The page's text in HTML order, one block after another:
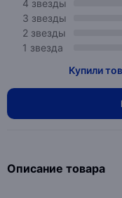
4 звезды
3 звезды
2 звезды
1 звезда
Купили
Описание товара